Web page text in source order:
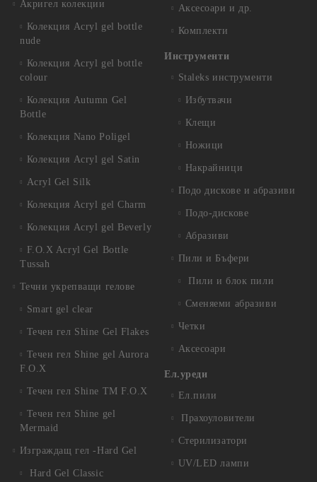
Акригел колекции
Колекция Acryl gel bottle
nude
Колекция Acryl gel bottle
colour
Колекция Autumn Gel
Bottle
Колекция Nano Poligel
Колекция Acryl gel Satin
Acryl Gel Silk
Колекция Acryl gel Charm
Колекция Acryl gel Beverly
F.O.X Acryl Gel Bottle
Tussah
Течни укрепващи гелове
Smart gel clear
Течен гел Shine Gel Flakes
Течен гел Shine gel Aurora
F.O.X
Течен гел Shine TM F.O.X
Течен гел Shine gel
Mermaid
Изграждащ гел -Hard Gel
Hard Gel Classic
Аксесоари и др.
Комплекти
Инструменти
Staleks инструменти
Избутвачи
Клещи
Ножици
Накрайници
Подо дискове и абразиви
Подо-дискове
Абразиви
Пили и Бъфери
Пили и блок пили
Сменяеми абразиви
Четки
Аксесоари
Ел.уреди
Ел.пили
Прахоуловители
Стерилизатори
UV/LED лампи